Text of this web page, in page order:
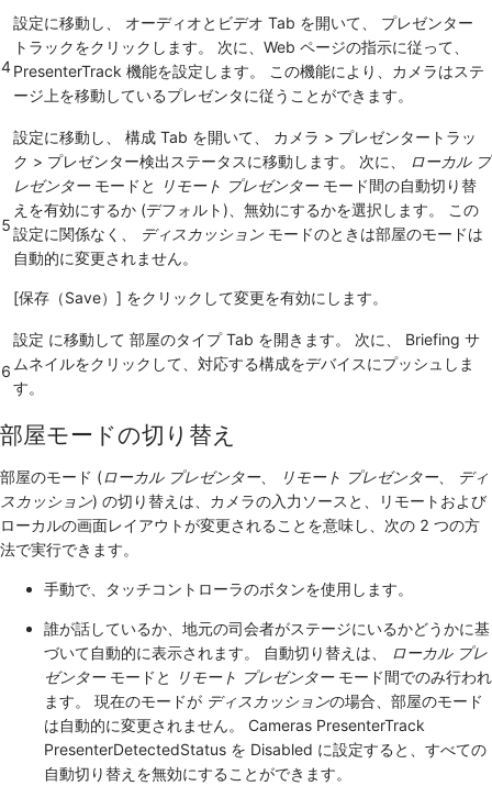
4
設定に移動し、 オーディオとビデオ Tab を開いて、 プレゼンター
トラックをクリックします。 次に、Web ページの指示に従って、
PresenterTrack 機能を設定します。 この機能により、カメラはステ
ージ上を移動しているプレゼンタに従うことができます。
5
設定に移動し、 構成 Tab を開いて、 カメラ > プレゼンタートラッ
ク > プレゼンター検出ステータスに移動します。 次に、
ローカル プ
レゼンターモードと リモート プレゼンターモード間の自動切り替
えを有効にするか (デフォルト)、無効にするかを選択します。 この
設定に関係なく、
ディスカッション モードのときは部屋のモードは
自動的に変更されません。
[保存（Save）] をクリックして変更を有効にします。
6
設定 に移動して 部屋のタイプTab を開きます。 次に、 Briefing サ
ムネイルをクリックして、対応する構成をデバイスにプッシュしま
す。
部屋モードの切り替え
部屋のモード (ローカル プレゼンター、 リモート プレゼンター、
ディ
スカッション) の切り替えは、カメラの入力ソースと、リモートおよび
ローカルの画面レイアウトが変更されることを意味し、次の 2 つの方
法で実行できます。
手動で、タッチコントローラのボタンを使用します。
誰が話しているか、地元の司会者がステージにいるかどうかに基
づいて自動的に表示されます。 自動切り替えは、
ローカル プレ
ゼンターモードと リモート プレゼンターモード間でのみ行われ
ます。 現在のモードが ディスカッションの場合、部屋のモード
は自動的に変更されません。 Cameras PresenterTrack
PresenterDetectedStatus を Disabled に設定すると、すべての
自動切り替えを無効にすることができます。